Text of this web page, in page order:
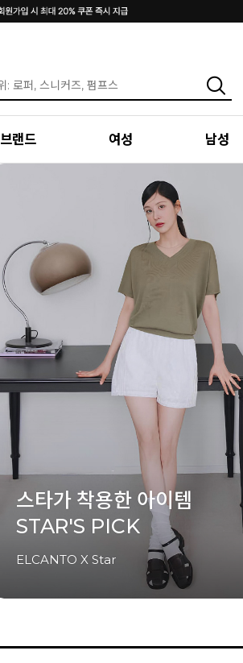
브랜드 여성 남성
셀럽이 착용한 아이템
CELEB'S PICK
ELCANTO X Celeb